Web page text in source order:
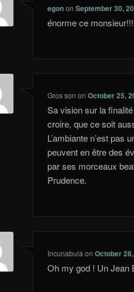
egononSeptember 30,
énorme ce
Gros son onOctober 25,
Sa vision sur la
croire, que ce soit
L’ambiante n’est pas
peuvent en être des
par ses morceaux
Prudence.
Incunabula onOctober
Oh my god ! Un Jean